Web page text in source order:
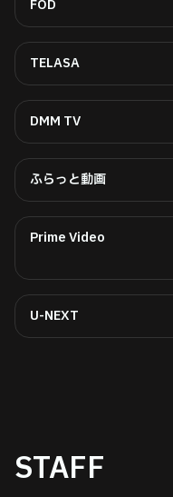
FOD
TELASA
DMM TV
ふらっと動画
Prime Video
U-NEXT
STAFF